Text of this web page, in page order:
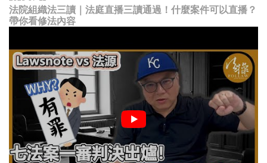
法院組織法三讀｜法庭直播三讀通過！什麼案件可以直播？
帶你看修法內容